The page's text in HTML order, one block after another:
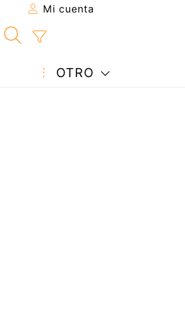
Mi cuenta
OTRO